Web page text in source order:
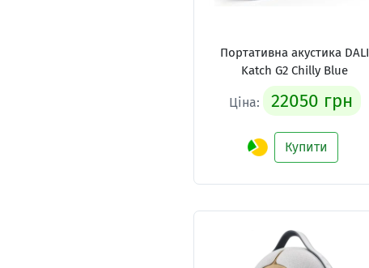
Портативна акустика DALI
Katch G2 Chilly Blue
Ціна: 22050 грн
Купити